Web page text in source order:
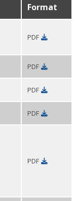
Format
PDF
4- Résumé PDF
PDF
4- Résumé-
PDF
4- Résumé-
PDF
PDF